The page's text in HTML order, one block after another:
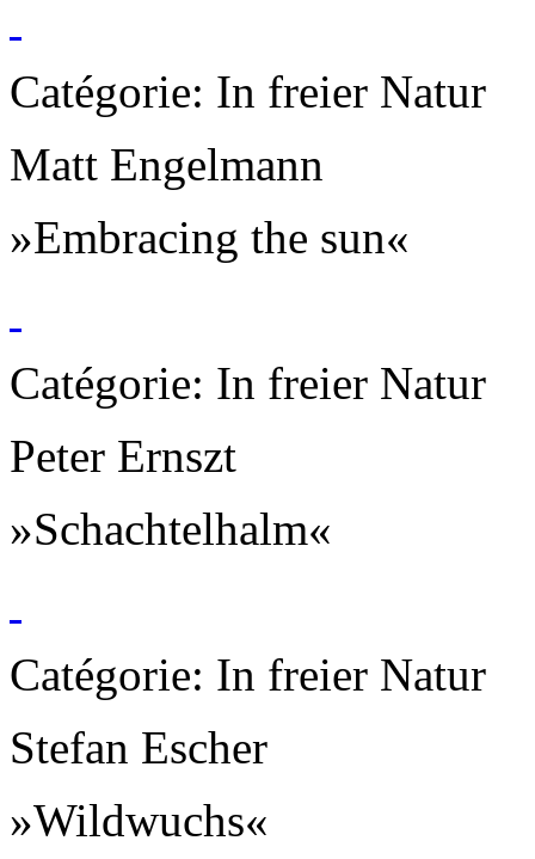
Catégorie: In freier Natur
Matt Engelmann
»Embracing the sun«
Catégorie: In freier Natur
Peter Ernszt
»Schachtelhalm«
Catégorie: In freier Natur
Stefan Escher
»Wildwuchs«